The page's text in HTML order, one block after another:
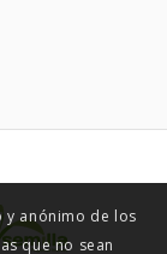
anónimo de los
que no sean